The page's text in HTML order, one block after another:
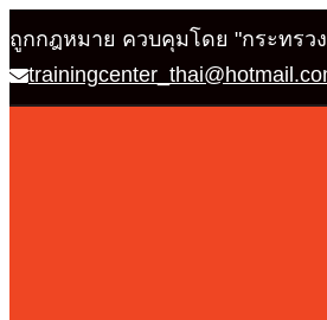
to
content
ถูกกฎหมาย ควบคุมโดย "กระทรว